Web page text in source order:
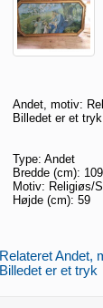
Andet, motiv:
Billedet er et tryk
Type: Andet
Bredde (cm): 109
Motiv: Religiøs/
Højde (cm): 59
Relateret Andet,
Billedet er et tryk